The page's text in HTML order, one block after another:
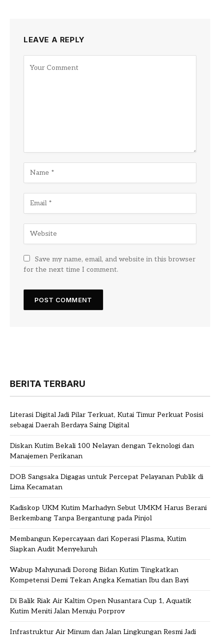
LEAVE A REPLY
Save my name, email, and website in this browser
for the next time I comment.
BERITA TERBARU
Literasi Digital Jadi Pilar Terkuat, Kutai Timur Perkuat Posisi
sebagai Daerah Berdaya Saing Digital
Diskan Kutim Bekali 100 Nelayan dengan Teknologi dan
Manajemen Perikanan
DOB Sangsaka Digagas untuk Percepat Pelayanan Publik di
Lima Kecamatan
Kadiskop UKM Kutim Marhadyn Sebut UMKM Harus Berani
Berkembang Tanpa Bergantung pada Pinjol
Membangun Kepercayaan dari Koperasi Plasma, Kutim
Siapkan Audit Menyeluruh
Wabup Mahyunadi Dorong Bidan Kutim Tingkatkan
Kompetensi Demi Tekan Angka Kematian Ibu dan Bayi
Di Balik Riak Air Kaltim Open Nusantara Cup 1, Aquatik
Kutim Meniti Jalan Menuju Porprov
Infrastruktur Air Minum dan Jalan Lingkungan Resmi Jadi